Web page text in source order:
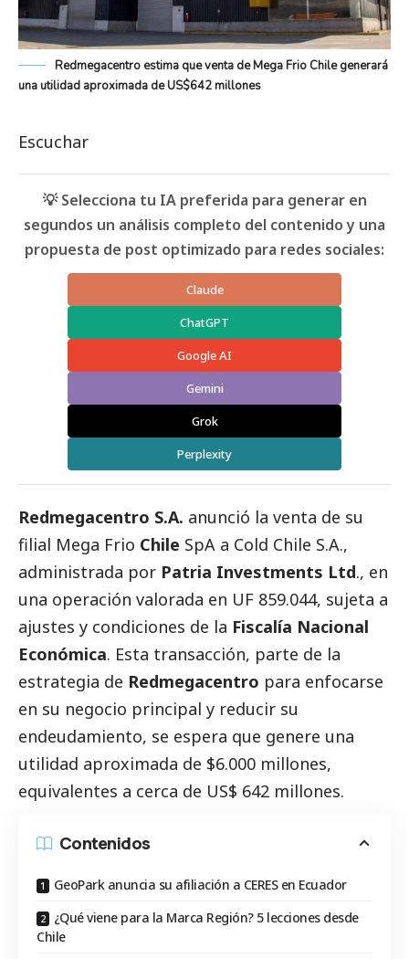
Redmegacentro estima que venta de Mega Frio Chile generará
una utilidad aproximada de US$642 millones
Escuchar
💡 Selecciona tu IA preferida para generar en
segundos un análisis completo del contenido y una
propuesta de post optimizado para redes sociales:
Claude
ChatGPT
Google AI
Gemini
Grok
Perplexity
Redmegacentro S.A. anunció la venta de su
filial Mega Frio Chile SpA a Cold Chile S.A.,
administrada por Patria Investments Ltd., en
una operación valorada en UF 859.044, sujeta a
ajustes y condiciones de la Fiscalía Nacional
Económica. Esta transacción, parte de la
estrategia de Redmegacentro para enfocarse
en su negocio principal y reducir su
endeudamiento, se espera que genere una
utilidad aproximada de $6.000 millones,
equivalentes a cerca de US$ 642 millones.
Contenidos
GeoPark anuncia su afiliación a CERES en Ecuador
¿Qué viene para la Marca Región? 5 lecciones desde
Chile